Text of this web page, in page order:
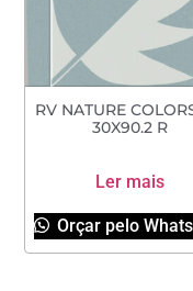
RV NATURE
30X90.2 R
Ler mais
Orçar pelo